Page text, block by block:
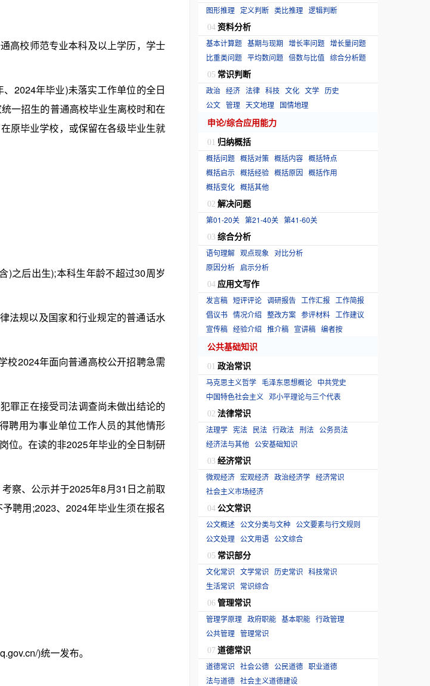
校师范专业本科及以上学历，学士
2024年毕业)未落实工作单位的全日
一招生的普通高校毕业生离校时和在
原毕业学校，或保留在各级毕业生就
之后出生);本科生年龄不超过30周岁
规以及国家和行业规定的普通话水
2024年面向普通高校公开招聘急需
正在接受司法调查尚未做出结论的
聘用为事业单位工作人员的其他情形
位。在读的非2025年毕业的全日制研
察、公示并于2025年8月31日之前取
聘用;2023、2024年毕业生须在报名
)统一发布。
图形推理 定义判断 类比推理 逻辑判断
04 资料分析
基本计算题 基期与现期 增长率问题 增长量问题
比重类问题 平均数问题 倍数与比值 综合分析题
05 常识判断
政治 经济 法律 科技 文化 文学 历史
公文 管理 天文地理 国情地理
申论/综合应用能力
01 归纳概括
概括问题 概括对策 概括内容 概括特点
概括启示 概括经验 概括原因 概括作用
概括变化 概括其他
02 解决问题
第01-20关 第21-40关 第41-60关
03 综合分析
语句理解 观点现象 对比分析
原因分析 启示分析
04 应用文写作
发言稿 短评评论 调研报告 工作汇报
工作简报
倡议书 情况介绍 整改方案 参评材料 工作建议
宣传稿 经验介绍 推介稿 宣讲稿 编者按
公共基础知识
01 政治常识
马克思主义哲学 毛泽东思想概论 中共党史
中国特色社会主义 邓小平理论与三个代表
02 法律常识
法理学 宪法 民法 行政法 刑法 公务员法
经济法与其他 公安基础知识
03 经济常识
微观经济 宏观经济 政治经济学 经济常识
社会主义市场经济
04 公文常识
公文概述 公文分类与文种 公文要素与行文规则
公文处理 公文用语 公文综合
05 常识部分
文化常识 文学常识 历史常识 科技常识
生活常识
常识综合
06 管理常识
管理学原理 政府职能 基本职能 行政管理
公共管理 管理常识
07 道德常识
道德常识 社会公德 公民道德 职业道德
法与道德 社会主义道德建设